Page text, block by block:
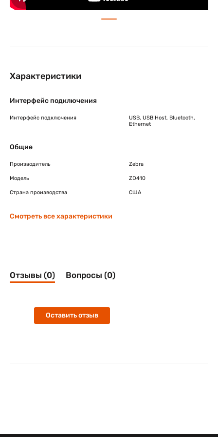
Характеристики
Интерфейс подключения
Интерфейс подключения
USB, USB Host, Bluetooth,
Ethernet
Общие
Производитель Zebra
Модель ZD410
Страна производства США
Смотреть все характеристики
Отзывы (0) Вопросы (0)
Оставить отзыв